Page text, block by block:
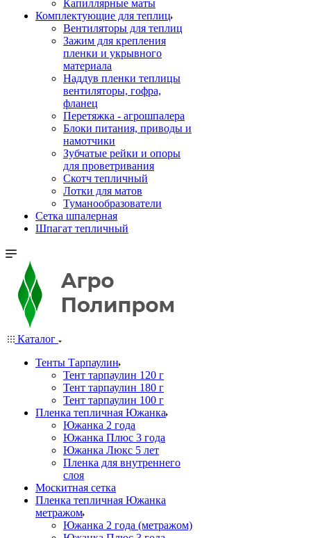
Капиллярные маты
Комплектующие для теплиц
Вентиляторы для теплиц
Зажим для крепления
пленки и укрывного
материала
Наддув пленки теплицы
вентиляторы, гофра,
фланец
Перетяжка - агрошпалера
Блоки питания, приводы и
намотчики
Зубчатые рейки и опоры
для проветривания
Скотч тепличный
Лотки для матов
Туманообразователи
Сетка шпалерная
Шпагат тепличный
Каталог
Тенты Тарпаулин
Тент тарпаулин 120 г
Тент тарпаулин 180 г
Тент тарпаулин 100 г
Пленка тепличная Южанка
Южанка 2 года
Южанка Плюс 3 года
Южанка Люкс 5 лет
Пленка для внутреннего
слоя
Москитная сетка
Пленка тепличная Южанка
метражом
Южанка 2 года (метражом)